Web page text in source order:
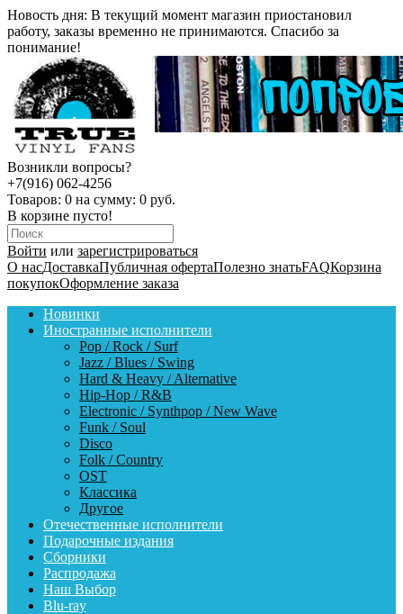
Новость дня: В текущий момент магазин приостановил
работу, заказы временно не принимаются. Спасибо за
понимание!
Возникли вопросы?
+7(916) 062-4256
Товаров: 0 на сумму: 0 руб.
В корзине пусто!
Войти или зарегистрироваться
О насДоставкаПубличная офертаПолезно знатьFAQКорзина
покупокОформление заказа
Новинки
Иностранные исполнители
Pop / Rock / Surf
Jazz / Blues / Swing
Hard & Heavy / Alternative
Hip-Hop / R&B
Electronic / Synthpop / New Wave
Funk / Soul
Disco
Folk / Country
OST
Классика
Другое
Отечественные исполнители
Подарочные издания
Сборники
Распродажа
Наш Выбор
Blu-ray